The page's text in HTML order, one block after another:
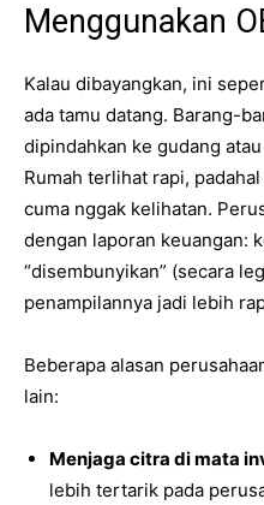
Menggunakan
Kalau dibayangkan, ini
ada tamu datang. Barang-
dipindahkan ke gudang
Rumah terlihat rapi,
cuma nggak kelihatan.
dengan laporan keuangan:
“disembunyikan” (secara
penampilannya jadi lebih
Beberapa alasan
lain:
Menjaga citra di mata
lebih tertarik pada